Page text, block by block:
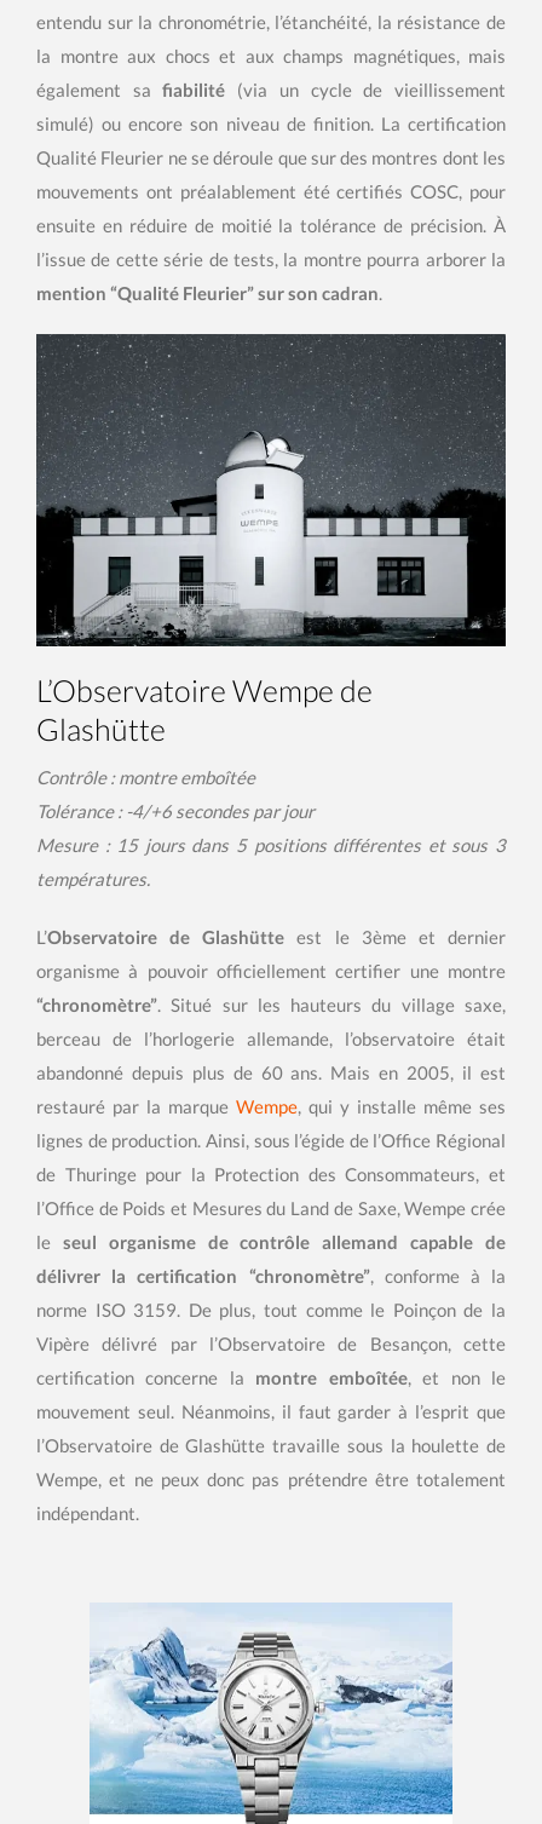
entendu sur la chronométrie, l’étanchéité, la résistance de
la montre aux chocs et aux champs magnétiques, mais
également safiabilité (via un cycle de vieillissement
simulé) ou encore son niveau de finition. La certification
Qualité Fleurier ne se déroule que sur des montres dont les
mouvements ont préalablement été certifiés COSC, pour
ensuite en réduire de moitié la tolérance de précision. À
l’issue de cette série de tests, la montre pourra arborer la
mention “Qualité Fleurier” sur son cadran.
L’Observatoire Wempe de
Glashütte
Contrôle : montre emboîtée
Tolérance : -4/+6 secondes par jour
Mesure : 15 jours dans 5 positions différentes et sous 3
températures.
L’Observatoire de Glashütte est le 3ème et dernier
organisme à pouvoir officiellement certifier une montre
“chronomètre”. Situé sur les hauteurs du village saxe,
berceau de l’horlogerie allemande, l’observatoire était
abandonné depuis plus de 60 ans. Mais en 2005, il est
restauré par la marque Wempe, qui y installe même ses
lignes de production. Ainsi, sous l’égide de l’Office Régional
de Thuringe pour la Protection des Consommateurs, et
l’Office de Poids et Mesures du Land de Saxe, Wempe crée
le seul organisme de contrôle allemand capable de
délivrer la certification “chronomètre”, conforme à la
norme ISO 3159. De plus, tout comme le Poinçon de la
Vipère délivré par l’Observatoire de Besançon, cette
certification concerne la montre emboîtée, et non le
mouvement seul. Néanmoins, il faut garder à l’esprit que
l’Observatoire de Glashütte travaille sous la houlette de
Wempe, et ne peux donc pas prétendre être totalement
indépendant.